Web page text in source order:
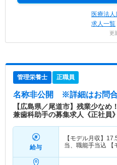
医療法
求人一覧
更
管理栄養士 正職員
名称非公開 ※詳細はお問
【広島県／尾道市】残業少な
兼歯科助手の募集求人《正社員》
給与
【モデル月収】
当、職能手当込 【